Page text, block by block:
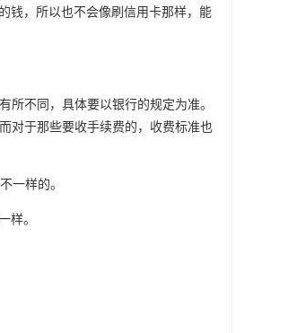
钱，所以也不会像刷信用卡那样，能
不同，具体要以银行的规定为准。
对于那些要收手续费的，收费标准也
一样的。
。